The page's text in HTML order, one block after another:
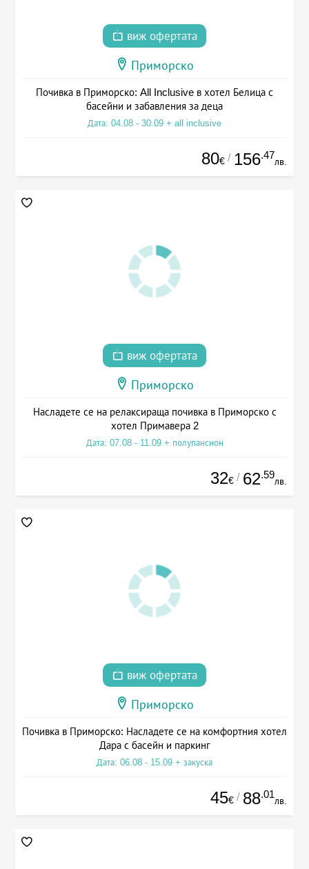
виж офертата
Приморско
Почивка в Приморско: All Inclusive в хотел Белица с
басейни и забавления за деца
Дата: 04.08 - 30.09 + all inclusive
80€ / 156.47
лв.
виж офертата
Приморско
Насладете се на релаксираща почивка в Приморско с
хотел Примавера 2
Дата: 07.08 - 11.09 + полупансион
32€ / 62.59
лв.
виж офертата
Приморско
Почивка в Приморско: Насладете се на комфортния хотел
Дара с басейн и паркинг
Дата: 06.08 - 15.09 + закуска
45€ / 88.01
лв.